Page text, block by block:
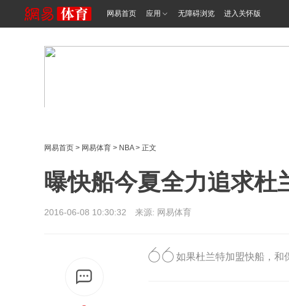
网易首页 应用 无障碍浏览 进入关怀版
网易首页 > 网易体育 > NBA> 正文
曝快船今夏全力追求杜
2016-06-08 10:30:32 来源: 网易体育
如果杜兰特加盟快船，和